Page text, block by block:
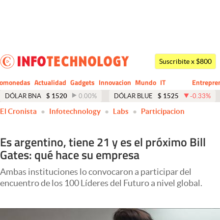
Dólar
Economía y Política
Finanzas y Mercados
Negocios
Columnistas
Otras secciones
Apertura
Suscribite x $800
Actualidad Gadgets Innovacion Mundo
CIO
IT
Business
DÓLAR BNA $ 1520 0.00% DÓLAR BLUE $ 1525 -0.33%
El Cronista Infotechnology Labs Participacion
Es argentino, tiene 21 y es el próximo Bill
Gates: qué hace su empresa
Ambas instituciones lo convocaron a participar del
encuentro de los 100 Líderes del Futuro a nivel global.